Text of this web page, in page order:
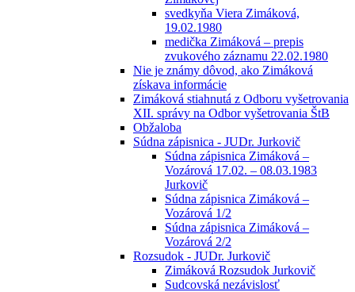
svedkyňa Viera Zimáková,
19.02.1980
medička Zimáková – prepis
zvukového záznamu 22.02.1980
Nie je známy dôvod, ako Zimáková
získava informácie
Zimáková stiahnutá z Odboru vyšetrovania
XII. správy na Odbor vyšetrovania ŠtB
Obžaloba
Súdna zápisnica - JUDr. Jurkovič
Súdna zápisnica Zimáková –
Vozárová 17.02. – 08.03.1983
Jurkovič
Súdna zápisnica Zimáková –
Vozárová 1/2
Súdna zápisnica Zimáková –
Vozárová 2/2
Rozsudok - JUDr. Jurkovič
Zimáková Rozsudok Jurkovič
Sudcovská nezávislosť